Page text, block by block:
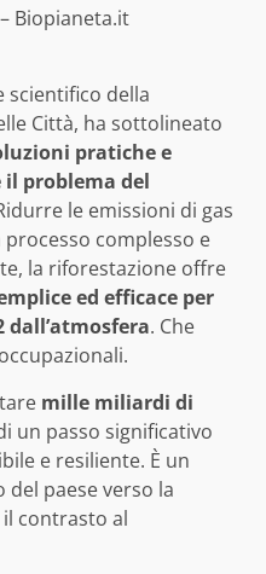
Biopianeta.it
scientifico della
Città, ha sottolineato
pratiche e
problema del
le emissioni di gas
complesso e
la riforestazione offre
ed efficace per
dall’atmosfera. Che
mille miliardi di
un passo significativo
e resiliente. È un
del paese verso la
contrasto al